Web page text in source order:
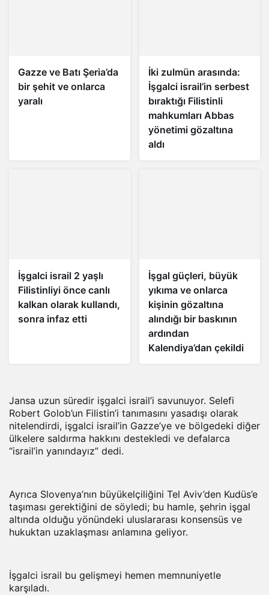
Gazze ve Batı Şeria’da
bir şehit ve onlarca
yaralı
İki zulmün arasında:
İşgalci israil’in serbest
bıraktığı Filistinli
mahkumları Abbas
yönetimi gözaltına
aldı
İşgalci israil 2 yaşlı
Filistinliyi önce canlı
kalkan olarak kullandı,
sonra infaz etti
İşgal güçleri, büyük
yıkıma ve onlarca
kişinin gözaltına
alındığı bir baskının
ardından
Kalendiya’dan çekildi
Jansa uzun süredir işgalci israil’i savunuyor. Selefi
Robert Golob’un Filistin’i tanımasını yasadışı olarak
nitelendirdi, işgalci israil’in Gazze’ye ve bölgedeki diğer
ülkelere saldırma hakkını destekledi ve defalarca
“israil’in yanındayız” dedi.
Ayrıca Slovenya’nın büyükelçiliğini Tel Aviv’den Kudüs’e
taşıması gerektiğini de söyledi; bu hamle, şehrin işgal
altında olduğu yönündeki uluslararası konsensüs ve
hukuktan uzaklaşması anlamına geliyor.
İşgalci israil bu gelişmeyi hemen memnuniyetle
karşıladı.